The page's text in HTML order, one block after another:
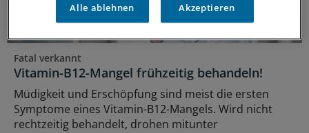
Fatal verkannt
Vitamin-B12-Mangel frühzeitig behandeln!
Müdigkeit und Erschöpfung sind meist die ersten
Symptome eines Vitamin-B12-Mangels. Wird nicht
rechtzeitig behandelt, drohen mitunter
Alle ablehnen Akzeptieren